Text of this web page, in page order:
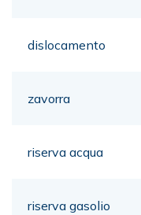
dislocamento
zavorra
riserva acqua
riserva gasolio